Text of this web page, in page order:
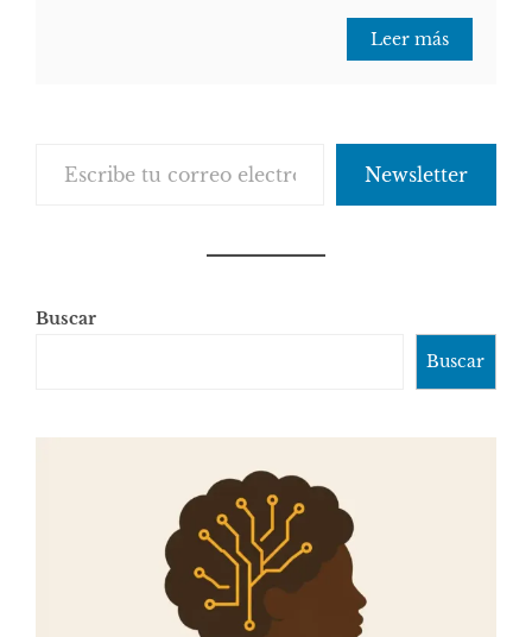
Leer más
Newsletter
Buscar
Buscar